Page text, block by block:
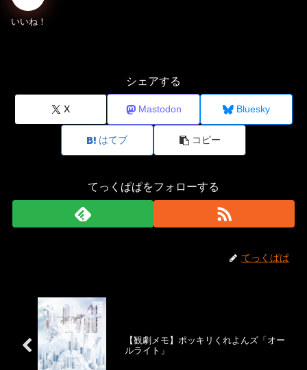
シェアする
X Mastodon Bluesky
はてブ コピー
てっくぱぱをフォローする
てっくぱぱ
【観劇メモ】ポッキリくれよんズ「オー
ルライト」